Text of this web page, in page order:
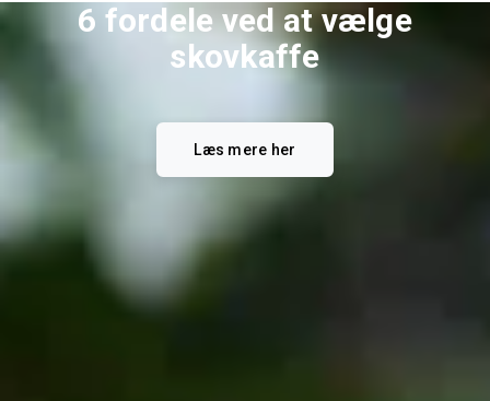
6 fordele ved at vælge
skovkaffe
Læs mere her